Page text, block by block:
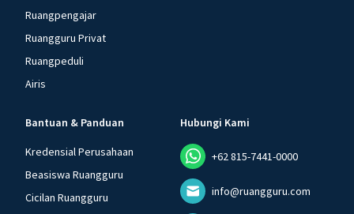
Ruangpengajar
Ruangguru Privat
Ruangpeduli
Airis
Bantuan & Panduan
Kredensial Perusahaan
Beasiswa Ruangguru
Cicilan Ruangguru
Hubungi Kami
+62 815-7441-0000
info@ruangguru.com